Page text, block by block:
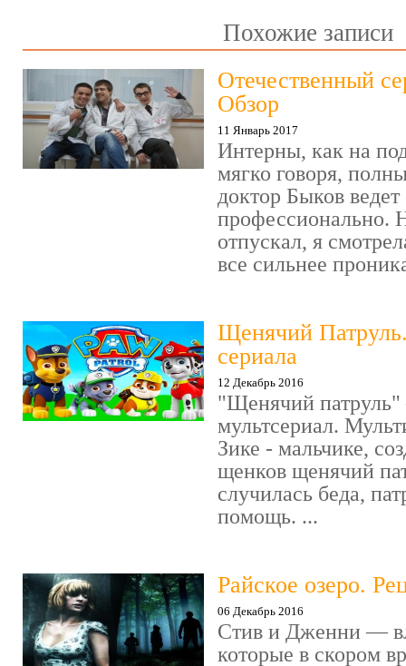
Похожие записи
Отечественный
Обзор
11 Январь 2017
Интерны, как на
мягко говоря,
доктор Быков ведет
профессионально.
отпускал, я
все сильнее
Щенячий
сериала
12 Декабрь 2016
"Щенячий патруль"
мультсериал.
Зике - мальчике,
щенков щенячий
случилась беда,
помощь. ...
Райское озеро.
06 Декабрь 2016
Стив и Дженни —
которые в скором